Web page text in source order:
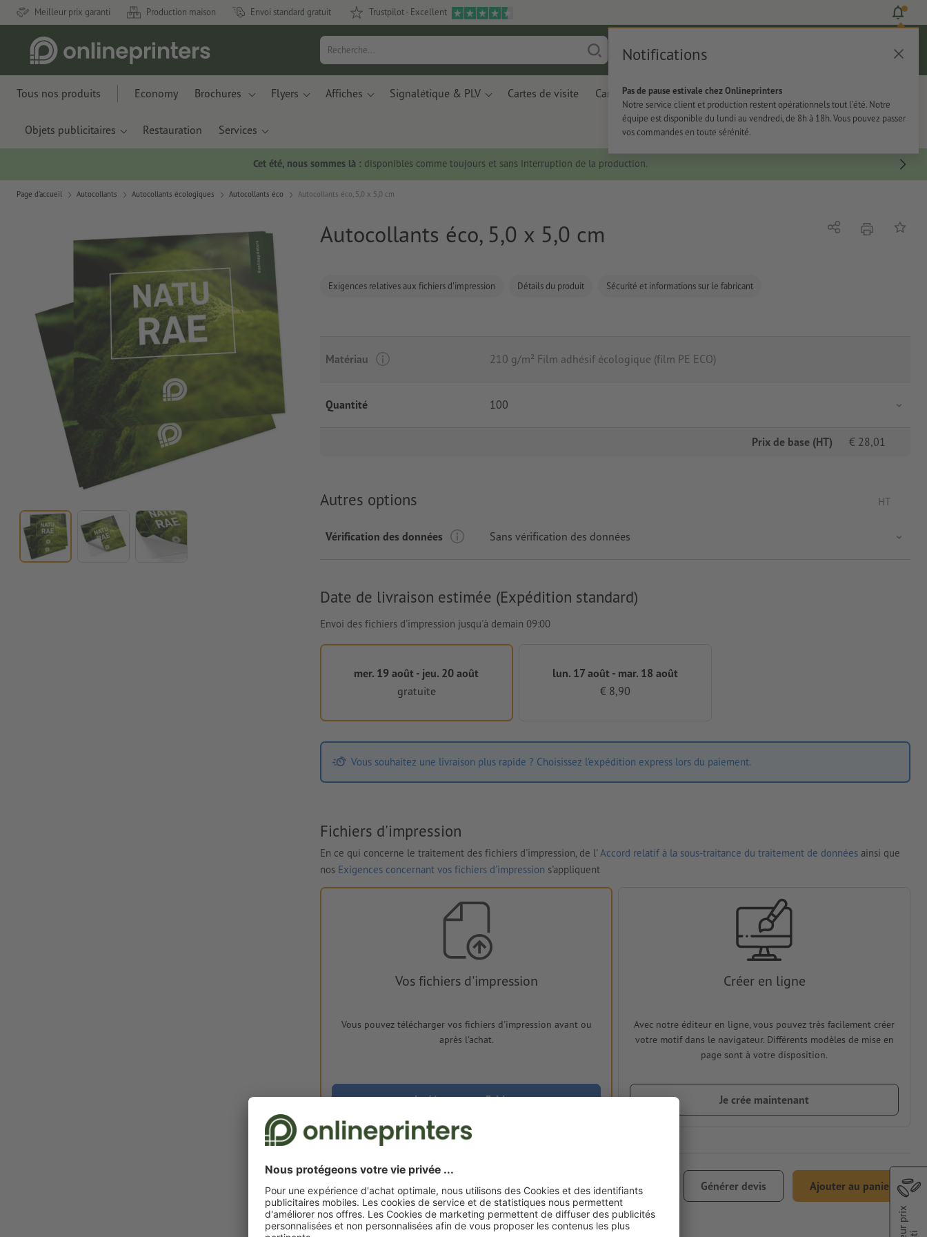
Meilleur prix garanti Production maison Envoi standard gratuit Trustpilot - Excellent
Notifications
Pas de pause estivale chez Onlineprinters
Notre service client et production restent opérationnels tout l’été. Notre
équipe est disponible du lundi au vendredi, de 8h à 18h. Vous pouvez passer
vos commandes en toute sérénité.
Panier
Tous nos produits Economy Brochures Flyers Affiches Signalétique & PLV Cartes de visite Carterie Papeterie Autocollants
Objets publicitaires Restauration Services
Cet été, nous sommes là :disponibles comme toujours et sans interruption de la production.
Page d'accueil Autocollants Autocollants écologiques Autocollants éco Autocollants éco, 5,0 x 5,0 cm
Autocollants éco, 5,0 x 5,0 cm
Exigences relatives aux fichiers d'impression Détails du produit Sécurité et informations sur le fabricant
Partagerimprimer
Matériau 210 g/m² Film adhésif écologique (film PE ECO)
Quantité 100
Prix de base (HT) € 28,01
Autres options HT
Vérification des données Sans vérification des données
Date de livraison estimée (Expédition standard)
Envoi des fichiers d'impression jusqu'à demain 09:00
mer. 19 août - jeu. 20 août
gratuite
lun. 17 août - mar. 18 août
€ 8,90
Vous souhaitez une livraison plus rapide ? Choisissez l'expédition express lors du paiement.
Fichiers d'impression
En ce qui concerne le traitement des fichiers d'impression, de l'Accord relatif à la sous-traitance du traitement de données ainsi que
nos Exigences concernant vos fichiers d'impression s'appliquent
Vos fichiers d'impression
Vous pouvez télécharger vos fichiers d'impression avant ou
après l'achat.
Je dépose mes fichiers
Créer en ligne
Avec notre éditeur en ligne, vous pouvez très facilement créer
votre motif dans le navigateur. Différents modèles de mise en
page sont à votre disposition.
Je crée maintenant
HT
€ 28,01
20% TVA incl.
€ 33,61 Générer devis Ajouter au panier
Livraison approx. :
mer. 19 août - jeu. 20 août
Poids: env. 53 g